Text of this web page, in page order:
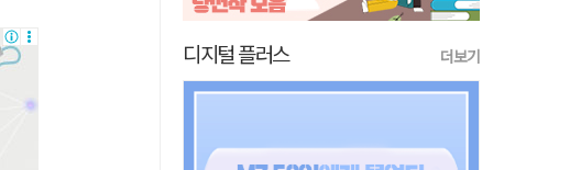
디지털 플러스 더보기